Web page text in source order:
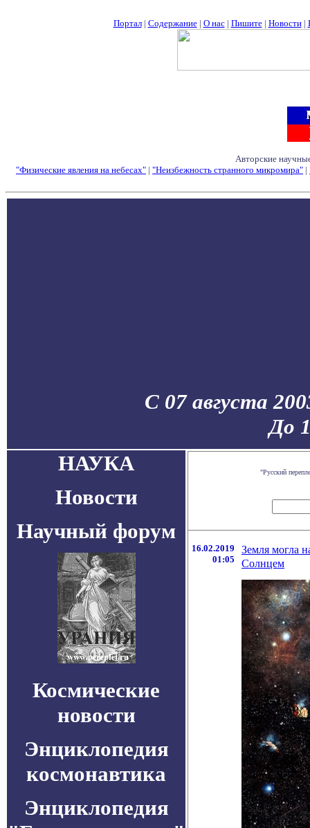
Портал| Содержание| О нас| Пишите| Новости|
Авторские
"Физические явления на небесах" | "Неизбежность странного микромира" |
С 07 августа
До
НАУКА
Новости
Научный форум
Космические
новости
Энциклопедия
космонавтика
Энциклопедия
"Русский
16.02.2019
01:05
Земля могла
Солнцем